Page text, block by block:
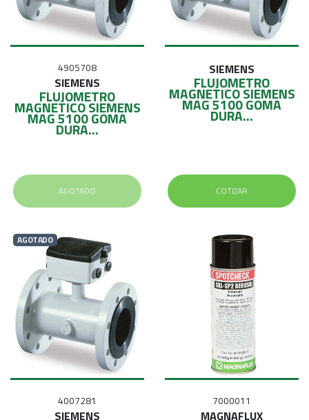
4905708
SIEMENS
FLUJOMETRO
MAGNETICO SIEMENS
MAG 5100 GOMA
DURA...
AGOTADO
SIEMENS
FLUJOMETRO
MAGNETICO SIEMENS
MAG 5100 GOMA
DURA...
COTIZAR
AGOTADO
4007281
SIEMENS
7000011
MAGNAFLUX